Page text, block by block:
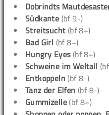
Dobrindts
Südkante (bf 9-)
Streitsucht (bf 8+)
Bad Girl (bf 8+)
Hungry Eyes(bf 8+)
Schweine im Weltall
Entkoppeln (bf 8-)
Tanz der Elfen (bf 8-)
Gummizelle (bf 8+)